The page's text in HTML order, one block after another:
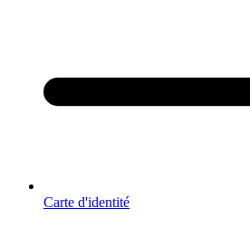
Carte d'identité